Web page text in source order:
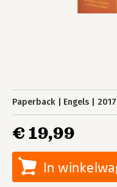
Paperback Engels 2017
€ 19,99
In